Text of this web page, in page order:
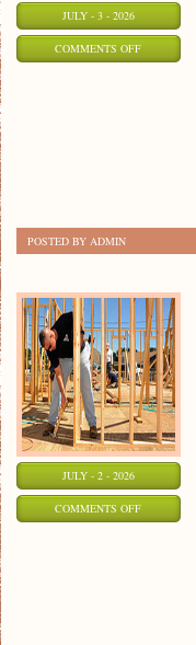
JULY - 3 - 2026
COMMENTS OFFON
POSTED BY ADMIN
JULY - 2 - 2026
COMMENTS OFFON